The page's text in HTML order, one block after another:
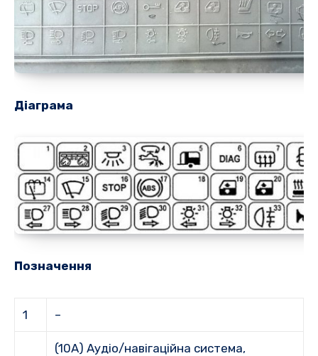
Діаграма
Позначення
1 –
(10A) Аудіо/навігаційна система,